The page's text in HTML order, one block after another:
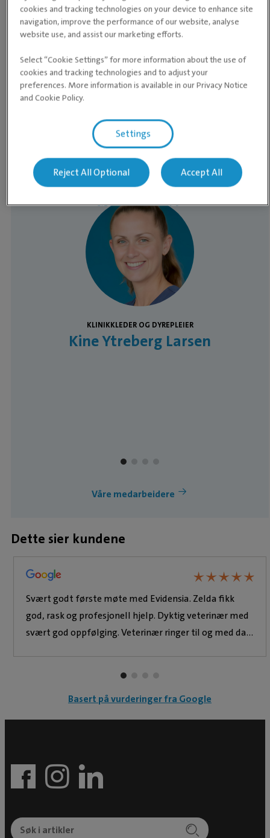
Mandag
08:00 ­- 20:00
Tirsdag
Onsdag
08:00 ­- 20:00
Torsdag
08:00 ­- 17:00
Søndag
Stengt
Medarbeidere
KLINIKKLEDER OG DYREPLEIER
Kine Ytreberg Larsen
Våre medarbeidere
Dette sier kundene
★★★★★
★★★★★
Svært godt første møte med Evidensia. Zelda fikk
god, rask og profesjonell hjelp. Dyktig veterinær med
svært god oppfølging. Veterinær ringer til og med dag
Basert på vurderinger fra Google
cookies and tracking technologies on your device to enhance site
navigation, improve the performance of our website, analyse
website use, and assist our marketing efforts.
Select “Cookie Settings” for more information about the use of
cookies and tracking technologies and to adjust your
preferences. More information is available in our Privacy Notice
and Cookie Policy.
Settings
Reject All Optional Accept All